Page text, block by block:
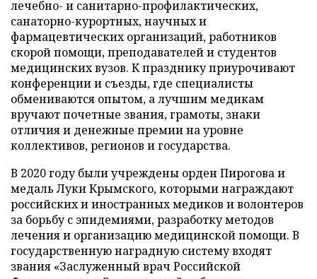
лечебно- и санитарно-профилактических,
санаторно-курортных, научных и
фармацевтических организаций, работников
скорой помощи, преподавателей и студентов
медицинских вузов. К празднику приурочивают
конференции и съезды, где специалисты
обмениваются опытом, а лучшим медикам
вручают почетные звания, грамоты, знаки
отличия и денежные премии на уровне
коллективов, регионов и государства.
В 2020 году были учреждены орден Пирогова и
медаль Луки Крымского, которыми награждают
российских и иностранных медиков и волонтеров
за борьбу с эпидемиями, разработку методов
лечения и организацию медицинской помощи. В
государственную наградную систему входят
звания «Заслуженный врач Российской